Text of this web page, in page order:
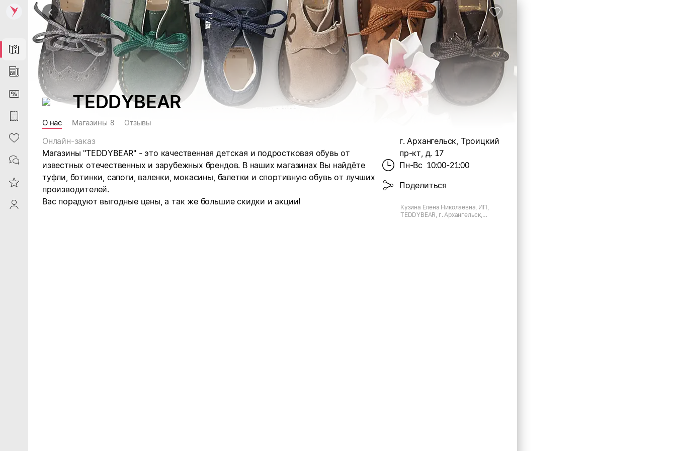
Map
News
DiscountCard
Purchases
Heart
Contacts
Reviews
ProfileSaby
TEDDYBEAR
О нас Магазины 8 Отзывы
Онлайн-заказ
Магазины "TEDDYBEAR" - это качественная детская и подростковая обувь от
известных отечественных и зарубежных брендов. В наших магазинах Вы найдёте
туфли, ботинки, сапоги, валенки, мокасины, балетки и спортивную обувь от лучших
производителей.
Вас порадуют выгодные цены, а так же большие скидки и акции!
г. Архангельск, Троицкий
пр-кт, д. 17
Пн-Вс 10:00-21:00
Поделиться
Кузина Елена Николаевна, ИП,
TEDDYBEAR, г. Архангельск,